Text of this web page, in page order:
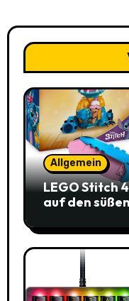
Allgemein
LEGO Stitch
auf den